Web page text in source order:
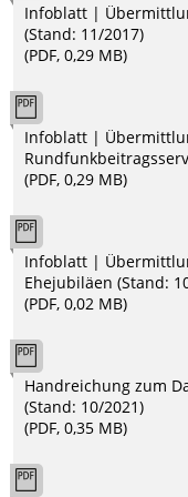
Infoblatt |
(Stand: 11/2017)
(PDF, 0,29 MB)
Infoblatt |
(PDF, 0,29 MB)
Infoblatt |
Ehejubiläen (Stand:
(PDF, 0,02 MB)
Handreichung zum
(Stand: 10/2021)
(PDF, 0,35 MB)